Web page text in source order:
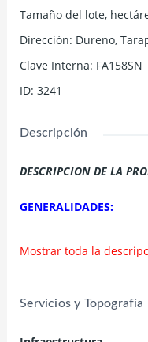
Tamaño del lote,
Dirección: Dureno,
Clave Interna: FA158SN
ID: 3241
Descripción
DESCRIPCION DE LA
GENERALIDADES:
Edad 9 años,
2 Hectáreas de
Mostrar toda la
Servicios y Topografía